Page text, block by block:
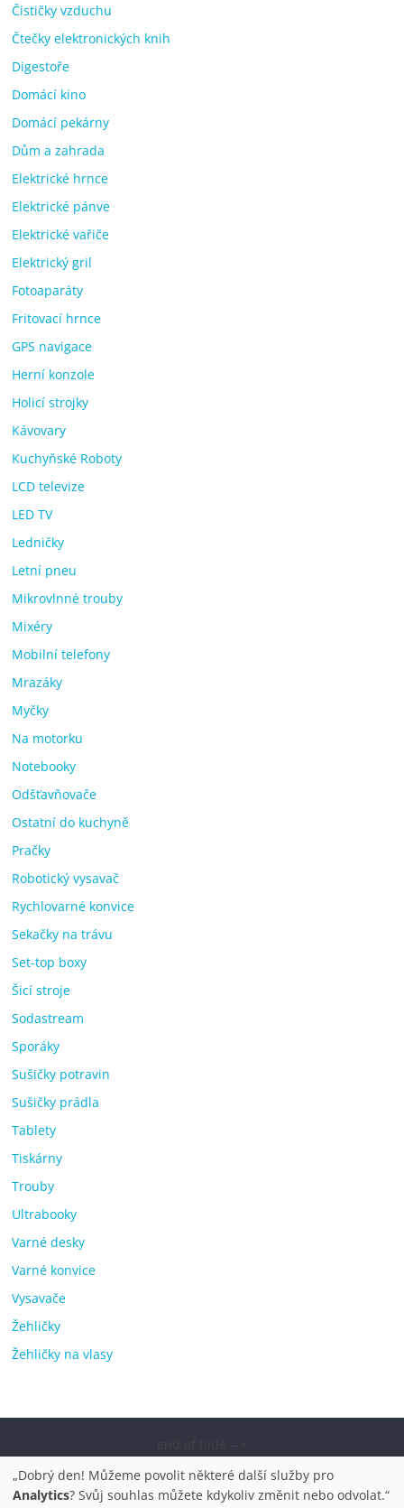
Čističky vzduchu
Čtečky elektronických knih
Digestoře
Domácí kino
Domácí pekárny
Dům a zahrada
Elektrické hrnce
Elektrické pánve
Elektrické vařiče
Elektrický gril
Fotoaparáty
Fritovací hrnce
GPS navigace
Herní konzole
Holicí strojky
Kávovary
Kuchyňské Roboty
LCD televize
LED TV
Ledničky
Letní pneu
Mikrovlnné trouby
Mixéry
Mobilní telefony
Mrazáky
Myčky
Na motorku
Notebooky
Odšťavňovače
Ostatní do kuchyně
Pračky
Robotický vysavač
Rychlovarné konvice
Sekačky na trávu
Set-top boxy
Šicí stroje
Sodastream
Sporáky
Sušičky potravin
Sušičky prádla
Tablety
Tiskárny
Trouby
Ultrabooky
Varné desky
Varné konvice
Vysavače
Žehličky
Žehličky na vlasy
pračky, televize, notebooky, mobilní telefony, kávovary,
„Dobrý den! Můžeme povolit některé další služby pro
Analytics? Svůj souhlas můžete kdykoliv změnit nebo odvolat.“